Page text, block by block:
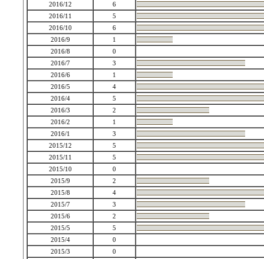
2016/12
6
2016/11
5
2016/10
6
2016/9
1
2016/8
0
2016/7
3
2016/6
1
2016/5
4
2016/4
5
2016/3
2
2016/2
1
2016/1
3
2015/12
5
2015/11
5
2015/10
0
2015/9
2
2015/8
4
2015/7
3
2015/6
2
2015/5
5
2015/4
0
2015/3
0